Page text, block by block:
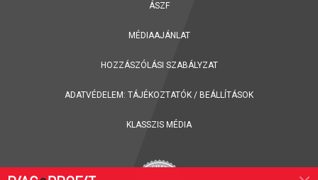
ÁSZF
MÉDIAAJÁNLAT
HOZZÁSZÓLÁSI SZABÁLYZAT
ADATVÉDELEM: TÁJÉKOZTATÓK / BEÁLLÍTÁSOK
KLASSZIS MÉDIA